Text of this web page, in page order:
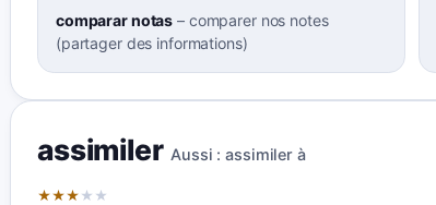
comparar notas – comparer nos notes
(partager des informations)
assimiler Aussi : assimiler à
★★★ ★ ★